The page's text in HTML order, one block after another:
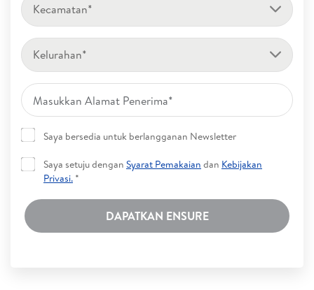
Kecamatan*
Kelurahan*
Saya bersedia untuk berlangganan Newsletter
Saya setuju dengan Syarat Pemakaian dan Kebijakan
Privasi. *
DAPATKAN ENSURE